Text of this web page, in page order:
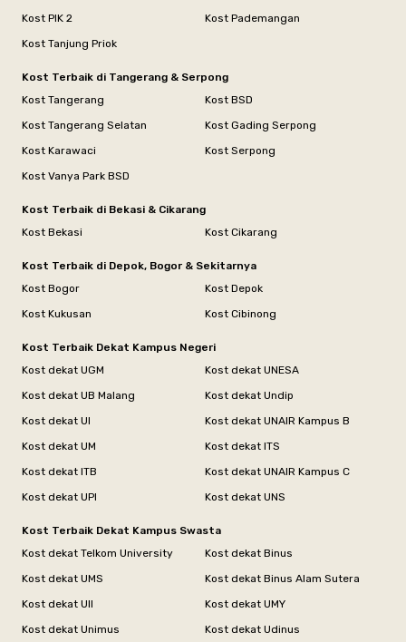
Kost PIK 2
Kost Pademangan
Kost Tanjung Priok
Kost Terbaik di Tangerang & Serpong
Kost Tangerang
Kost BSD
Kost Tangerang Selatan
Kost Gading Serpong
Kost Karawaci
Kost Serpong
Kost Vanya Park BSD
Kost Terbaik di Bekasi & Cikarang
Kost Bekasi
Kost Cikarang
Kost Terbaik di Depok, Bogor & Sekitarnya
Kost Bogor
Kost Depok
Kost Kukusan
Kost Cibinong
Kost Terbaik Dekat Kampus Negeri
Kost dekat UGM
Kost dekat UNESA
Kost dekat UB Malang
Kost dekat Undip
Kost dekat UI
Kost dekat UNAIR Kampus B
Kost dekat UM
Kost dekat ITS
Kost dekat ITB
Kost dekat UNAIR Kampus C
Kost dekat UPI
Kost dekat UNS
Kost Terbaik Dekat Kampus Swasta
Kost dekat Telkom University
Kost dekat Binus
Kost dekat UMS
Kost dekat Binus Alam Sutera
Kost dekat UII
Kost dekat UMY
Kost dekat Unimus
Kost dekat Udinus